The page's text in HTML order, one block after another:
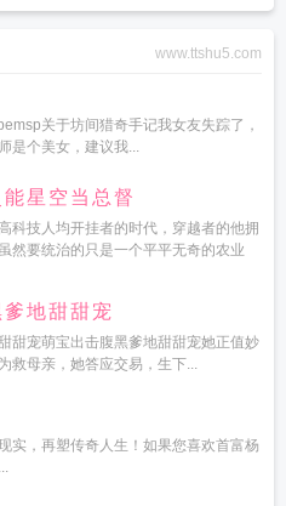
www.ttshu5.com
关于坊间猎奇手记我女友失踪了，
是个美女，建议我...
星空当总督
科技人均开挂者的时代，穿越者的他拥
然要统治的只是一个平平无奇的农业
地甜甜宠
甜宠萌宝出击腹黑爹地甜甜宠她正值妙
救母亲，她答应交易，生下...
实，再塑传奇人生！如果您喜欢首富杨